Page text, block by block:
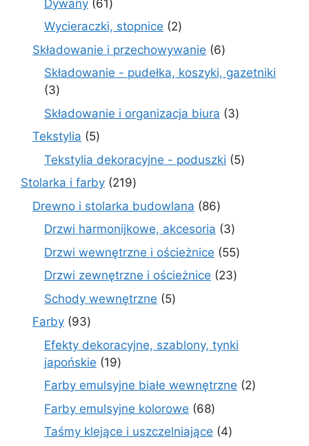
Dywany 61
produktów
Wycieraczki, stopnice 22
produkty
Składowanie i przechowywanie 66
produktów
Składowanie - pudełka, koszyki, gazetniki
33
produkty
Składowanie i organizacja biura 33
Tekstylia 55
produktów
Tekstylia dekoracyjne - poduszki 55
Stolarka i farby 219219
produktów
Drewno i stolarka budowlana 8686
produktów
Drzwi harmonijkowe, akcesoria 33
produkty
Drzwi wewnętrzne i ościeżnice 5555
produktów
Drzwi zewnętrzne i ościeżnice 2323
Schody wewnętrzne 55
Farby 9393
produkty
Efekty dekoracyjne, szablony, tynki
japońskie
1919
produktów
Farby emulsyjne białe wewnętrzne 22
Farby emulsyjne kolorowe 6868
produktów
Taśmy klejące i uszczelniające 44